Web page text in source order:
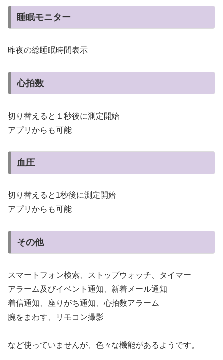
睡眠モニター
昨夜の総睡眠時間表示
心拍数
切り替えると１秒後に測定開始
アプリからも可能
血圧
切り替えると1秒後に測定開始
アプリからも可能
その他
スマートフォン検索、ストップウォッチ、タイマー
アラーム及びイベント通知、新着メール通知
着信通知、座りがち通知、心拍数アラーム
腕をまわす、リモコン撮影
など使っていませんが、色々な機能があるようです。